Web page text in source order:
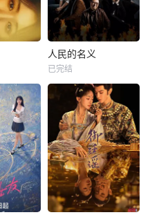
人民的名义
已完结